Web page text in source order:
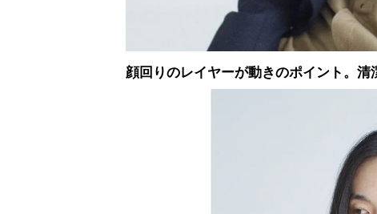
顔回りのレイヤーが動きのポイント。